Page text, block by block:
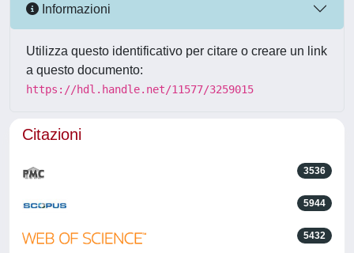
Informazioni
Utilizza questo identificativo per citare o creare un link
a questo documento:
https://hdl.handle.net/11577/3259015
Citazioni
3536
5944
5432